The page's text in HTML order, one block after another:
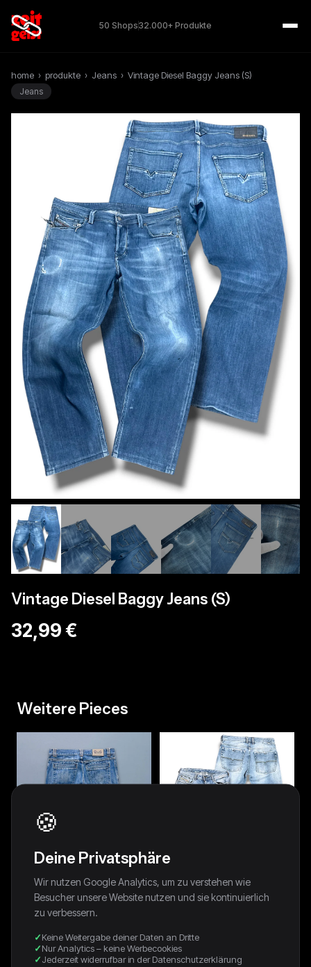
50 Shops32.000+ Produkte
home › produkte › Jeans › Vintage Diesel Baggy Jeans (S)
Jeans
Vintage Diesel Baggy Jeans (S)
32,99 €
Weitere Pieces
Fit Vintage Jeans | S
72,00 €
47,99 €
🍪
Deine Privatsphäre
Wir nutzen Google Analytics, um zu verstehen wie
Besucher unsere Website nutzen und sie kontinuierlich
zu verbessern.
Keine Weitergabe deiner Daten an Dritte
Nur Analytics – keine Werbecookies
Jederzeit widerrufbar in der Datenschutzerklärung